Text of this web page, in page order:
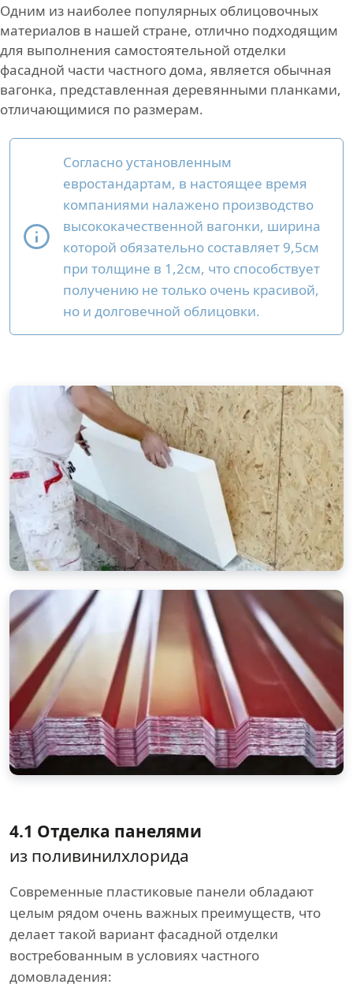
Одним из наиболее популярных облицовочных
материалов в нашей стране, отлично подходящим
для выполнения самостоятельной отделки
фасадной части частного дома, является обычная
вагонка, представленная деревянными планками,
отличающимися по размерам.
Согласно установленным
евростандартам, в настоящее время
компаниями налажено производство
высококачественной вагонки, ширина
которой обязательно составляет 9,5см
при толщине в 1,2см, что способствует
получению не только очень красивой,
но и долговечной облицовки.
4.1 Отделка панелями
из поливинилхлорида
Современные пластиковые панели обладают
целым рядом очень важных преимуществ, что
делает такой вариант фасадной отделки
востребованным в условиях частного
домовладения: